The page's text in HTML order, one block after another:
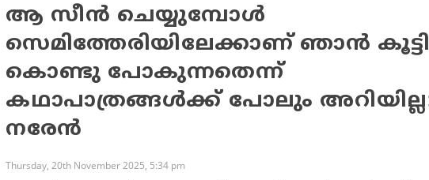
ആ സീന്‍ ചെയ്യുമ്പോള്‍
സെമിത്തേരിയിലേക്കാണ് ഞാന്‍ കൂട്ടി
കൊണ്ടു പോകുന്നതെന്ന്
കഥാപാത്രങ്ങള്‍ക്ക് പോലും
നരേന്‍
Thursday, 20th November 2025, 5:34 pm